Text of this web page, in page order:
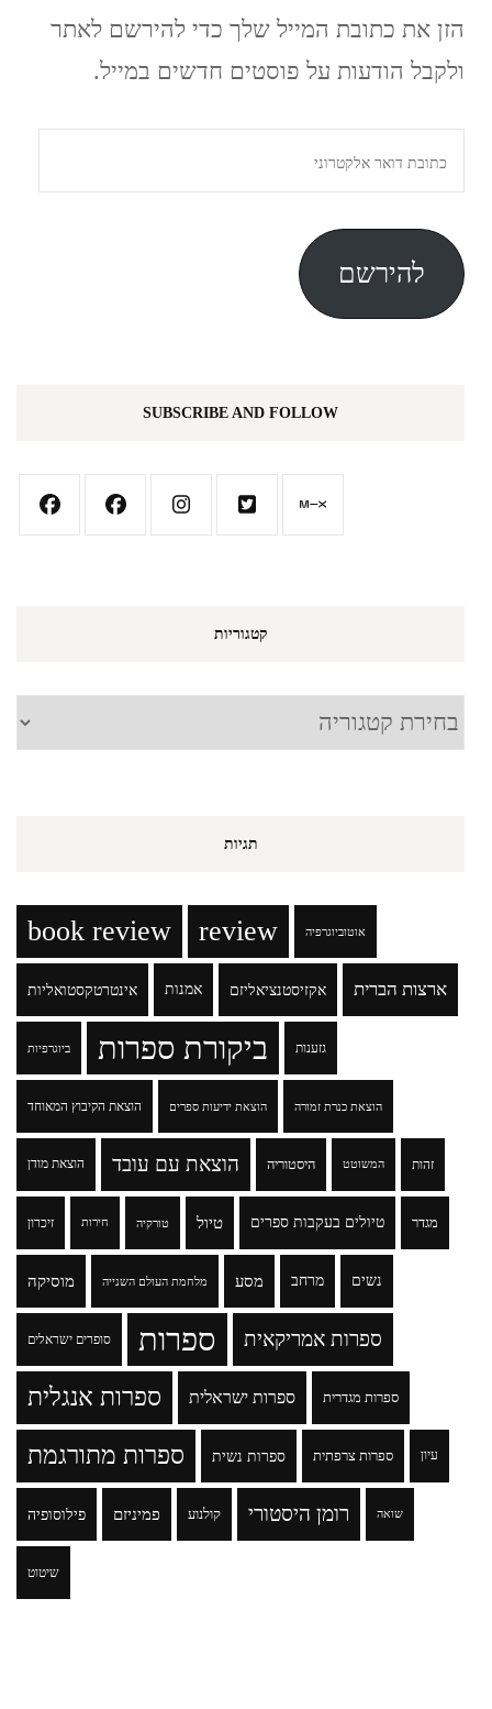
הזן את כתובת המייל שלך כדי להירשם לאתר
ולקבל הודעות על פוסטים חדשים במייל.
דואר
אלקטרוני
להירשם
SUBSCRIBE AND FOLLOW
קטגוריות
קטגוריות
תגיות
book review review אוטוביוגרפיה
אינטרטקסטואליות אמנות אקזיסטנציאליזם ארצות הברית
ביוגרפיות ביקורת ספרות גזענות
הוצאת הקיבוץ המאוחד הוצאת ידיעות ספרים הוצאת כנרת זמורה
הוצאת מודן הוצאת עם עובד היסטוריה המשוטט זהות
זיכרון חירות טורקיה טיול טיולים בעקבות ספרים מגדר
מוסיקה מלחמת העולם השנייה מסע מרחב נשים
סופרים ישראלים ספרות ספרות אמריקאית
ספרות אנגלית ספרות ישראלית ספרות מגדרית
ספרות מתורגמת ספרות נשית ספרות צרפתית עיון
פילוסופיה פמיניזם קולנוע רומן היסטורי שואה
שיטוט